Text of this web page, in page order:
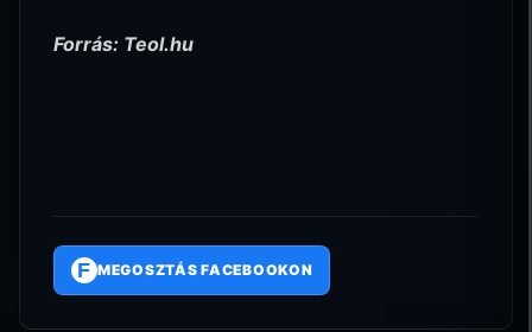
Forrás: Teol.hu
F MEGOSZTÁS FACEBOOKON